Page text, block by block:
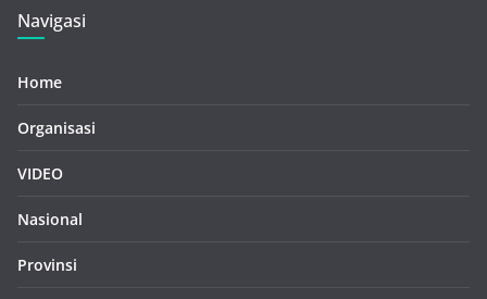
Navigasi
Home
Organisasi
VIDEO
Nasional
Provinsi